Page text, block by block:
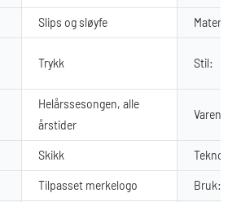
Slips og sløyfe Materiale:
Trykk Stil:
Helårssesongen, alle
årstider
Skikk
Tilpasset merkelogo Bruk: